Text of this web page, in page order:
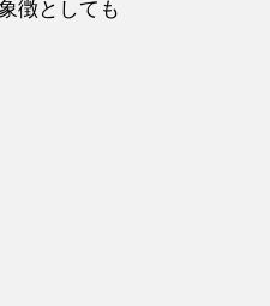
徴としても